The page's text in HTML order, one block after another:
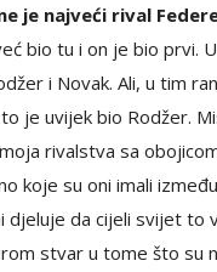
je najveći rival
bio tu i on je bio prvi.
i Novak. Ali, u tim
je uvijek bio Rodžer.
rivalstva sa
koje su oni imali
djeluje da cijeli svijet to
stvar u tome što su